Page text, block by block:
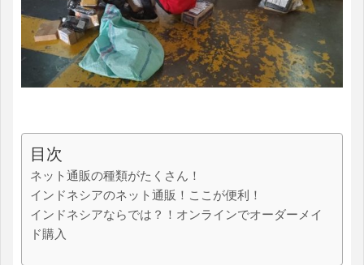
目次
ネット通販の種類がたくさん！
インドネシアのネット通販！ここが便利！
インドネシアならでは？！オンラインでオーダーメイ
ド購入